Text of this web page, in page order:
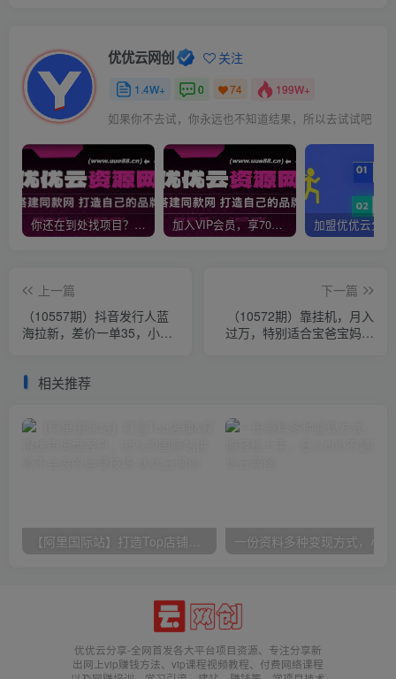
优优云网创 关注
1.4W+ 0 74 199W+
如果你不去试，你永远也不知道结果，所以去试试吧
你还在到处找项目？还在当韭菜？我靠网创资源站一个月收入5万+，曾经我也是个失败者。 加入VIP会员，享70%的推广提成，免费学习多种网上创业课程，菜鸟秒变大神！
上一篇
（10557期）抖音发行人蓝
海拉新，差价一单35，小白
下一篇
（10572期）靠挂机，月入
过万，特别适合宝爸宝妈学
相关推荐
优优云分享-全网首发各大平台项目资源、专注分享新
出网上vip赚钱方法、vip课程视频教程、付费网络课程